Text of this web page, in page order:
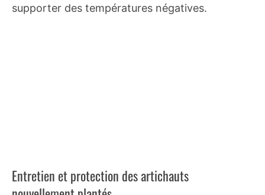
supporter des températures négatives.
Entretien et protection des artichauts